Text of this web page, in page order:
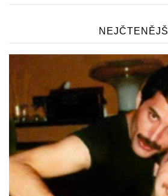
NEJČTENĚJŠÍ